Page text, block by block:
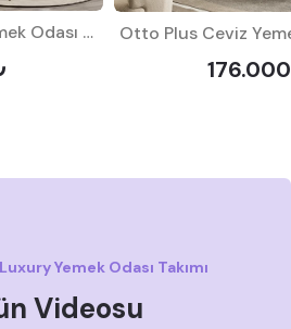
Eva Aytaşı Modern Yemek Odası Takımı
Yemek Odası Takımı
Videosu